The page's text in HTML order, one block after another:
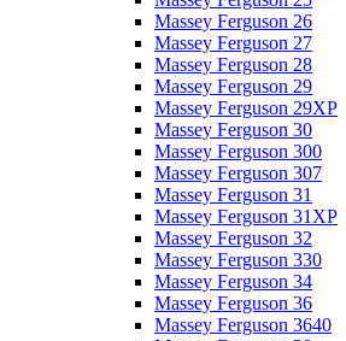
Massey Ferguson 26
Massey Ferguson 27
Massey Ferguson 28
Massey Ferguson 29
Massey Ferguson 29XP
Massey Ferguson 30
Massey Ferguson 300
Massey Ferguson 307
Massey Ferguson 31
Massey Ferguson 31XP
Massey Ferguson 32
Massey Ferguson 330
Massey Ferguson 34
Massey Ferguson 36
Massey Ferguson 3640